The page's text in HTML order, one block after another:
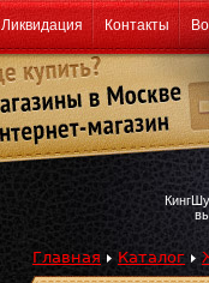
Ликвидация Контакты
Главная Каталог